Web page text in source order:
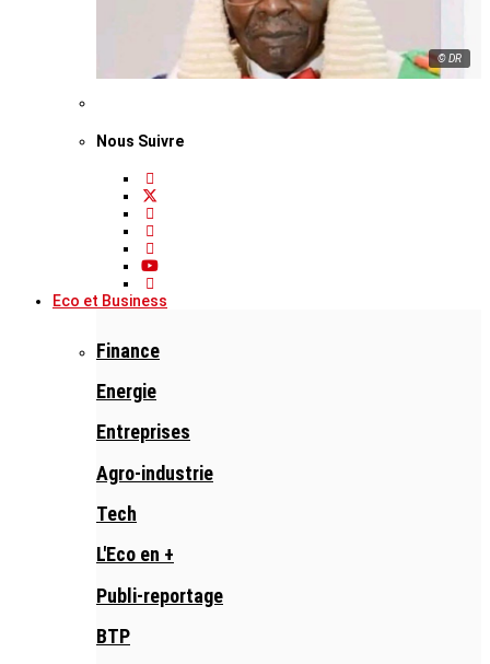
© DR
Nous Suivre
Eco et Business
Finance
Energie
Entreprises
Agro-industrie
Tech
L'Eco en +
Publi-reportage
BTP